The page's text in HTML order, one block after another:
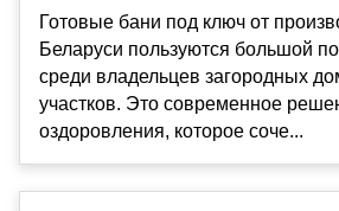
Готовые бани под ключ от
Беларуси пользуются большой
среди владельцев загородных
участков. Это современное
оздоровления, которое соче...